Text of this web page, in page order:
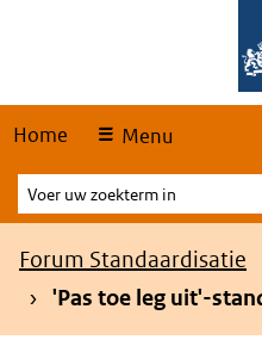
Home Menu
Voer
uw
zoekterm
Kruimelpad
Forum Standaardisatie
'Pas toe leg uit'-